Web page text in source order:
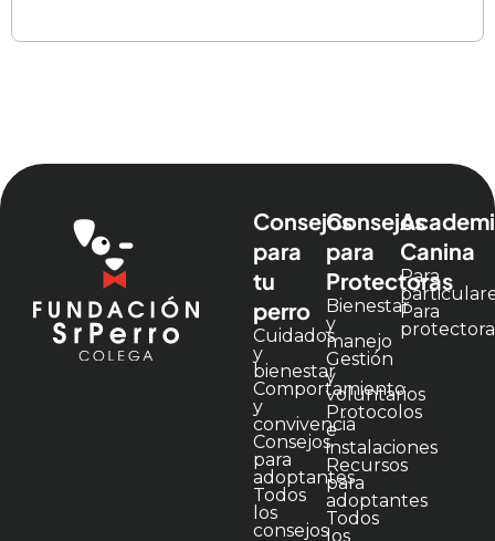
Consejos
para
tu
perro
Cuidados
y
bienestar
Comportamiento
y
convivencia
Consejos
para
adoptantes
Todos
los
consejos
Consejos
para
Protectoras
Bienestar
y
manejo
Gestión
y
voluntarios
Protocolos
e
instalaciones
Recursos
para
adoptantes
Todos
los
Canina
Para
Para